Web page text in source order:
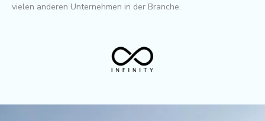
vielen anderen Unternehmen in der Branche.